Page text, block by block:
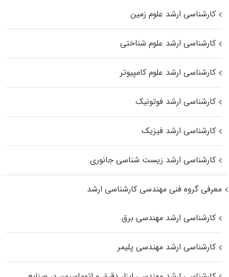
کارشناسی ارشد علوم زمین
کارشناسی ارشد علوم شناختی
کارشناسی ارشد علوم کامپیوتر
کارشناسی ارشد فوتونیک
کارشناسی ارشد فیزیک
کارشناسی ارشد زیست‌ شناسی جانوری
معرفی گروه فنی مهندسی کارشناسی ارشد
کارشناسی ارشد مهندسی برق
کارشناسی ارشد مهندسی پلیمر